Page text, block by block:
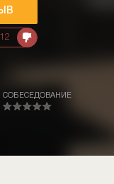
СОБЕСЕДОВАНИЕ